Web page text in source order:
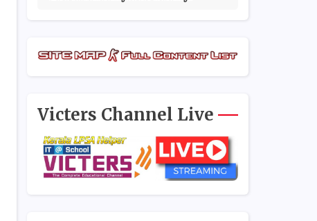
Victers Channel Live